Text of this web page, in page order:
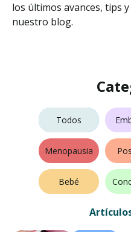
los últimos avances, tips
nuestro blog.
Bebé
Menopausia
Fertilidad
Todos